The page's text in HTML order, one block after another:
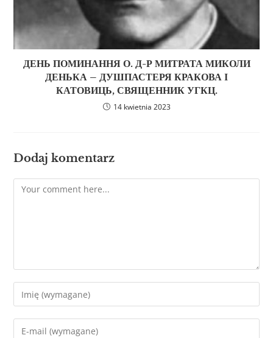
ДЕНЬ ПОМИНАННЯ О. Д-Р МИТРАТА МИКОЛИ
ДЕНЬКА – ДУШПАСТЕРЯ КРАКОВА І
КАТОВИЦЬ, СВЯЩЕННИК УГКЦ.
14 kwietnia 2023
Dodaj komentarz